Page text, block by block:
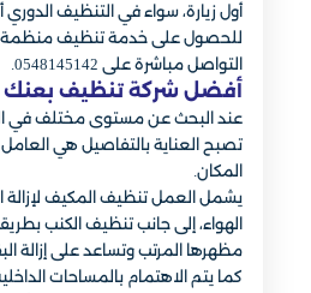
أول زيارة، سواء في التنظيف
للحصول على خدمة تنظيف
التواصل مباشرة على 0548145142.
أفضل شركة تنظيف بعنك
عند البحث عن مستوى مختلف في
تصبح العناية بالتفاصيل هي
المكان.
يشمل العمل تنظيف المكيف لإزالة
الهواء، إلى جانب تنظيف الكنب
مظهرها المرتب وتساعد على إزالة
كما يتم الاهتمام بالمساحات